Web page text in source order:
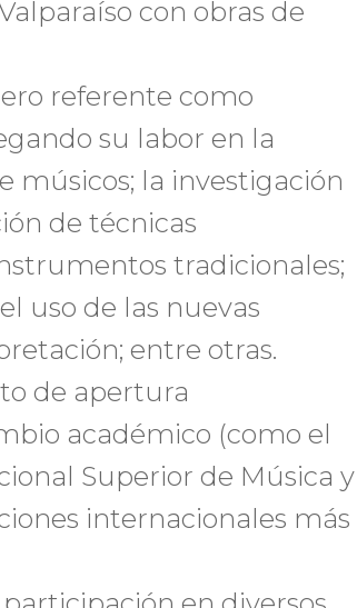
con obras de
referente como
su labor en la
músicos; la investigación
de técnicas
tradicionales;
uso de las nuevas
entre otras.
de apertura
académico (como el
Superior de Música y
internacionales más